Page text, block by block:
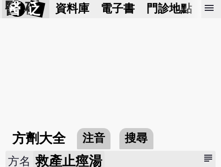
醫 砭 資料庫 電子書 門診地點 預
menu
方劑大全 注音 搜尋
subject
方名 救產止痙湯